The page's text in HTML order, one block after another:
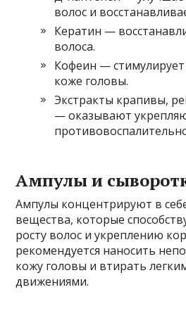
волос и
Кератин —
волоса.
Кофеин —
коже головы.
Экстракты крапивы,
— оказывают
Ампулы и
Ампулы концентрируют в
вещества, которые
росту волос и укреплению
рекомендуется наносить
кожу головы и втирать
движениями.